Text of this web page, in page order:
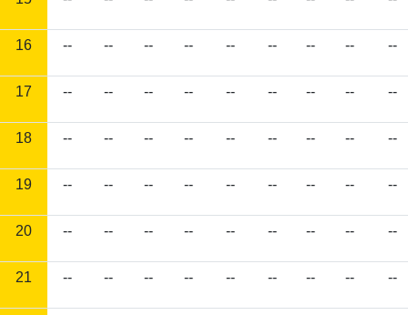
16 -- -- -- -- -- -- -- -- --
17 -- -- -- -- -- -- -- -- --
18 -- -- -- -- -- -- -- -- --
19 -- -- -- -- -- -- -- -- --
20 -- -- -- -- -- -- -- -- --
21 -- -- -- -- -- -- -- -- --